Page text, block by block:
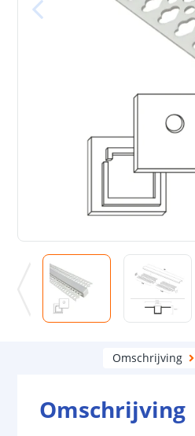
Omschrijving
Omschrijving